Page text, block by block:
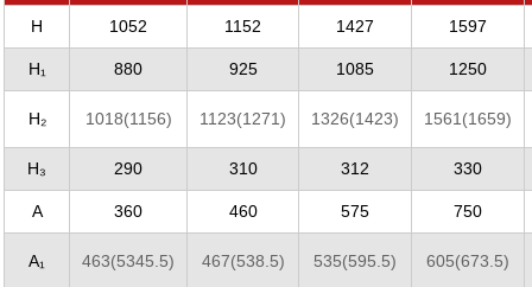
H 1052 1152 1427 1597
H₁ 880 925 1085 1250
H₂ 1018(1156) 1123(1271) 1326(1423) 1561(1659)
H₃ 290 310 312 330
A 360 460 575 750
A₁ 463(5345.5) 467(538.5) 535(595.5) 605(673.5)